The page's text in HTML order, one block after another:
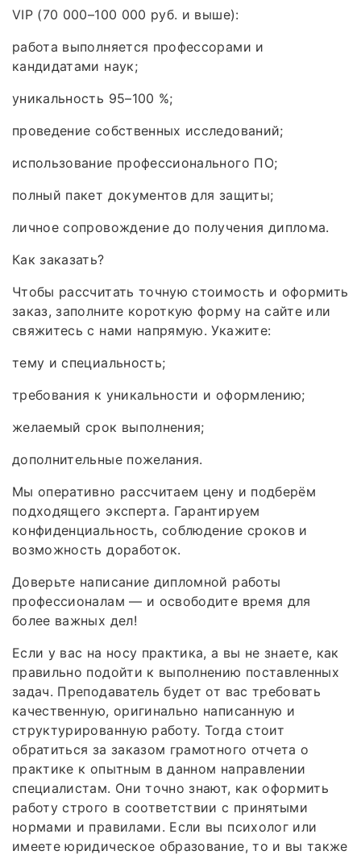
VIP (70 000–100 000 руб. и выше):
работа выполняется профессорами и
кандидатами наук;
уникальность 95–100 %;
проведение собственных исследований;
использование профессионального ПО;
полный пакет документов для защиты;
личное сопровождение до получения диплома.
Как заказать?
Чтобы рассчитать точную стоимость и оформить
заказ, заполните короткую форму на сайте или
свяжитесь с нами напрямую. Укажите:
тему и специальность;
требования к уникальности и оформлению;
желаемый срок выполнения;
дополнительные пожелания.
Мы оперативно рассчитаем цену и подберём
подходящего эксперта. Гарантируем
конфиденциальность, соблюдение сроков и
возможность доработок.
Доверьте написание дипломной работы
профессионалам — и освободите время для
более важных дел!
Если у вас на носу практика, а вы не знаете, как
правильно подойти к выполнению поставленных
задач. Преподаватель будет от вас требовать
качественную, оригинально написанную и
структурированную работу. Тогда стоит
обратиться за заказом грамотного отчета о
практике к опытным в данном направлении
специалистам. Они точно знают, как оформить
работу строго в соответствии с принятыми
нормами и правилами. Если вы психолог или
имеете юридическое образование, то и вы также